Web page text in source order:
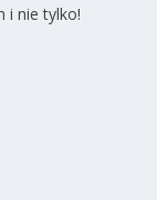
i nie tylko!